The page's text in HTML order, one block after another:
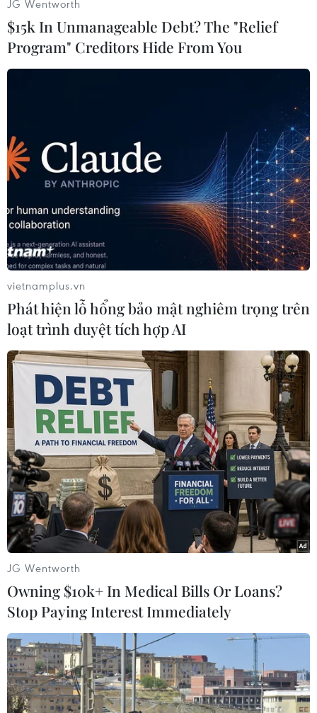
Công an huyện Hạ Hòa đã thu giữ 5 cây vàng
9999 và 45 triệu đồng, đồng thời tiếp tục đấu
tranh, mở rộng vụ án để củng cố hồ sơ xử lý
(TTXVN/Vietnam+)
#két sắt #phá két sắt
#trộm tài sản
#công an huyện hạ hòa
#vàng 9999
Theo dõi VietnamPlus
TIN LIÊN QUAN
JG Wentworth
$15k In Unmanageable Debt? The "Relief
Program" Creditors Hide From You
vietnamplus.vn
Phát hiện lỗ hổng bảo mật nghiêm trọng trên
loạt trình duyệt tích hợp AI
JG Wentworth
Owning $10k+ In Medical Bills Or Loans?
Stop Paying Interest Immediately